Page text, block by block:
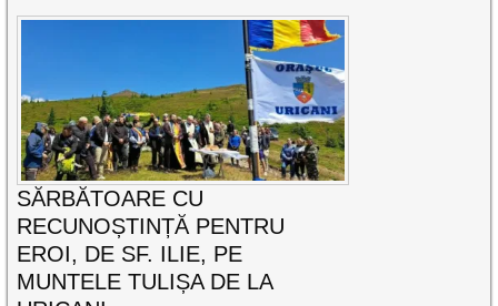
SĂRBĂTOARE CU
RECUNOȘTINȚĂ PENTRU
EROI, DE SF. ILIE, PE
MUNTELE TULIȘA DE LA